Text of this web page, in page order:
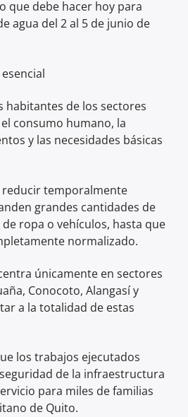
que debe hacer hoy para
agua del 2 al 5 de junio de
habitantes de los sectores
consumo humano, la
y las necesidades básicas
temporalmente
grandes cantidades de
ropa o vehículos, hasta que
normalizado.
únicamente en sectores
Conocoto, Alangasí y
a la totalidad de estas
los trabajos ejecutados
de la infraestructura
para miles de familias
de Quito.